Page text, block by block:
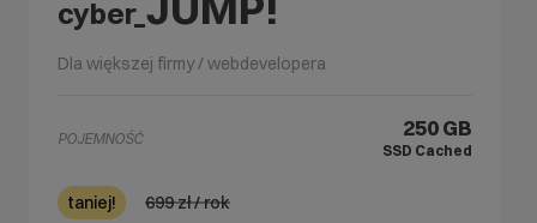
cyber_
Dla większej firmy / webdevelopera
POJEMNOŚĆ 250 GB
SSD Cached
taniej! 699zł / rok